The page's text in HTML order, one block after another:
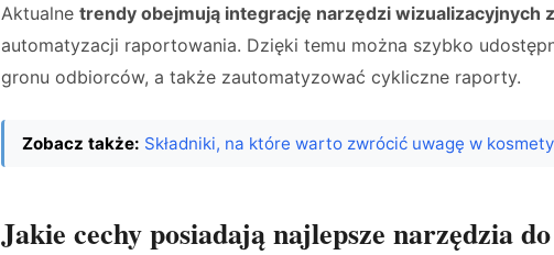
Aktualne trendy obejmują integrację narzędzi wizualizacyjnych
automatyzacji raportowania. Dzięki temu można szybko
gronu odbiorców, a także zautomatyzować cykliczne raporty.
Zobacz także: Składniki, na które warto zwrócić uwagę w
Jakie cechy posiadają najlepsze narzędzia